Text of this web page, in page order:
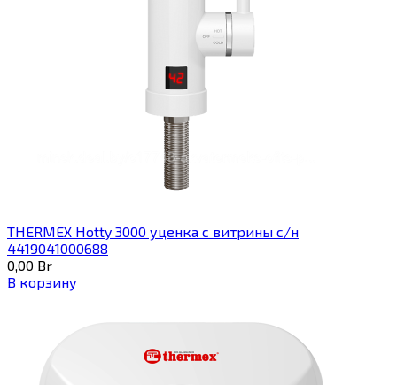
THERMEX Hotty 3000 уценка с витрины с/н
4419041000688
0,00 Br
В корзину